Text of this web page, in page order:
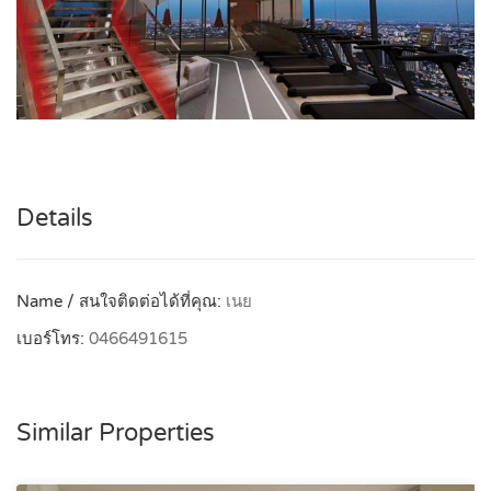
Details
Name / สนใจติดต่อได้ที่คุณ: เนย
เบอร์โทร: 0466491615
Similar Properties